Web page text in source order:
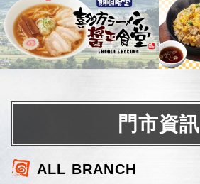
門市資訊
ALL BRANCH